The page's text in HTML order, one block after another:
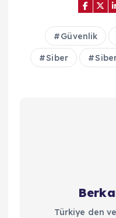
Güvenlik
Siber
Türkiye den